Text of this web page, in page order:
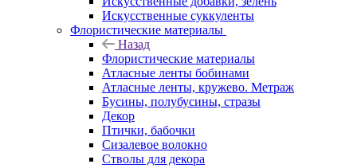
Искусственные суккуленты
Флористические материалы
Назад
Флористические материалы
Атласные ленты бобинами
Атласные ленты, кружево. Метраж
Бусины, полубусины, стразы
Декор
Птички, бабочки
Сизалевое волокно
Стволы для декора